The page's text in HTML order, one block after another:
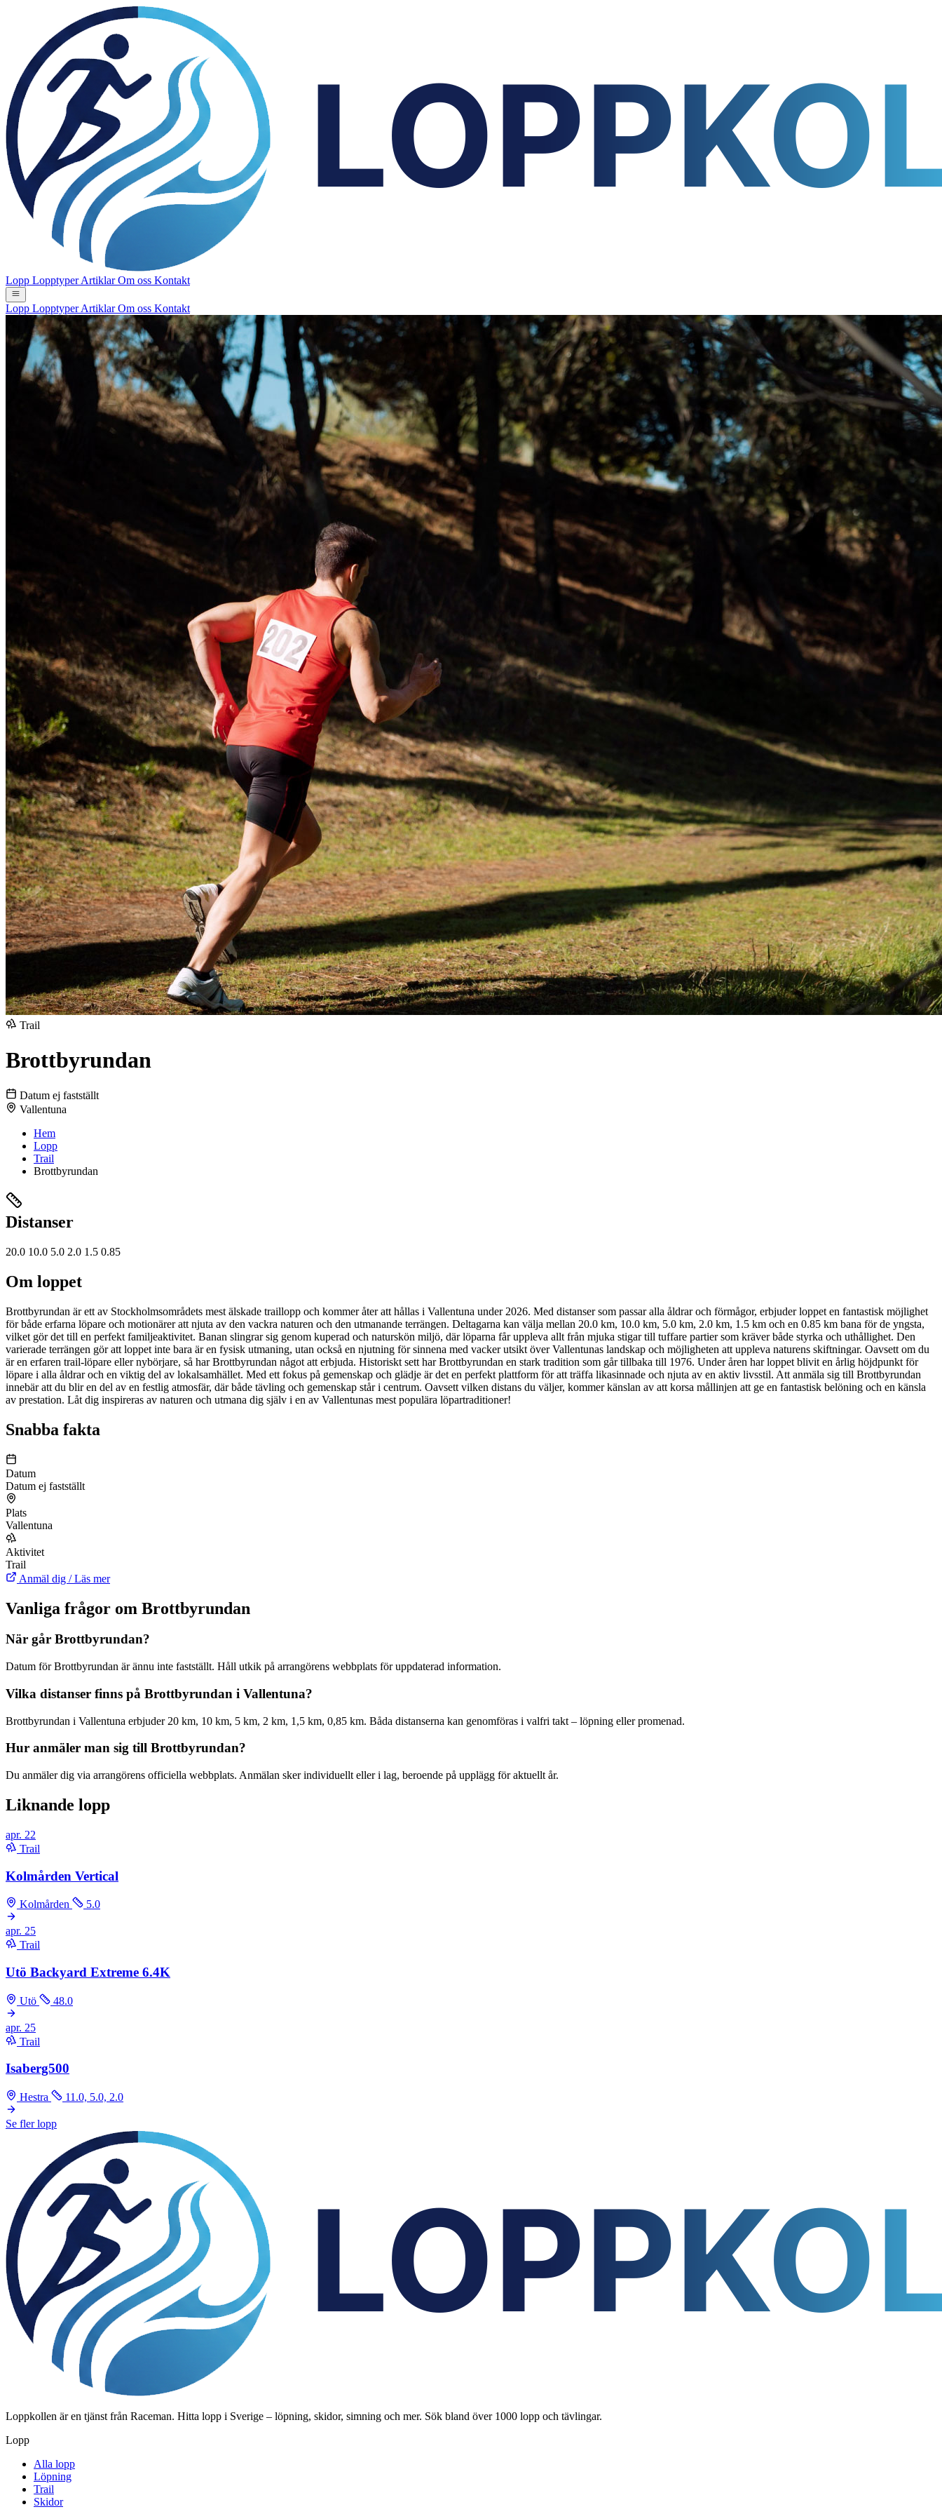
Lopp LopptyperArtiklarOm oss Kontakt
Lopp LopptyperArtiklarOm oss Kontakt
Trail
Brottbyrundan
Datum ej fastställt
Vallentuna
Hem
Lopp
Trail
Brottbyrundan
Distanser
20.0 10.0 5.0 2.0 1.5 0.85
Om loppet
Brottbyrundan är ett av Stockholmsområdets mest älskade traillopp och kommer åter att hållas i Vallentuna under 2026. Med distanser som passar alla åldrar och förmågor, erbjuder loppet en fantastisk möjlighet
för både erfarna löpare och motionärer att njuta av den vackra naturen och den utmanande terrängen. Deltagarna kan välja mellan 20.0 km, 10.0 km, 5.0 km, 2.0 km, 1.5 km och en 0.85 km bana för de yngsta,
vilket gör det till en perfekt familjeaktivitet. Banan slingrar sig genom kuperad och naturskön miljö, där löparna får uppleva allt från mjuka stigar till tuffare partier som kräver både styrka och uthållighet. Den
varierade terrängen gör att loppet inte bara är en fysisk utmaning, utan också en njutning för sinnena med vacker utsikt över Vallentunas landskap och möjligheten att uppleva naturens skiftningar. Oavsett om du
är en erfaren trail-löpare eller nybörjare, så har Brottbyrundan något att erbjuda. Historiskt sett har Brottbyrundan en stark tradition som går tillbaka till 1976. Under åren har loppet blivit en årlig höjdpunkt för
löpare i alla åldrar och en viktig del av lokalsamhället. Med ett fokus på gemenskap och glädje är det en perfekt plattform för att träffa likasinnade och njuta av en aktiv livsstil. Att anmäla sig till Brottbyrundan
innebär att du blir en del av en festlig atmosfär, där både tävling och gemenskap står i centrum. Oavsett vilken distans du väljer, kommer känslan av att korsa mållinjen att ge en fantastisk belöning och en känsla
av prestation. Låt dig inspireras av naturen och utmana dig själv i en av Vallentunas mest populära löpartraditioner!
Snabba fakta
Datum
Datum ej fastställt
Plats
Vallentuna
Aktivitet
Trail
Anmäl dig / Läs mer
Vanliga frågor om Brottbyrundan
När går Brottbyrundan?
Datum för Brottbyrundan är ännu inte fastställt. Håll utkik på arrangörens webbplats för uppdaterad information.
Vilka distanser finns på Brottbyrundan i Vallentuna?
Brottbyrundan i Vallentuna erbjuder 20 km, 10 km, 5 km, 2 km, 1,5 km, 0,85 km. Båda distanserna kan genomföras i valfri takt – löpning eller promenad.
Hur anmäler man sig till Brottbyrundan?
Du anmäler dig via arrangörens officiella webbplats. Anmälan sker individuellt eller i lag, beroende på upplägg för aktuellt år.
Liknande lopp
apr. 22
Trail
Kolmården Vertical
Kolmården 5.0
apr. 25
Trail
Utö Backyard Extreme 6.4K
Utö 48.0
apr. 25
Trail
Isaberg500
Hestra 11.0, 5.0, 2.0
Se fler lopp
Loppkollen är en tjänst från Raceman. Hitta lopp i Sverige – löpning, skidor, simning och mer. Sök bland över 1000 lopp och tävlingar.
Lopp
Alla lopp
Löpning
Trail
Skidor